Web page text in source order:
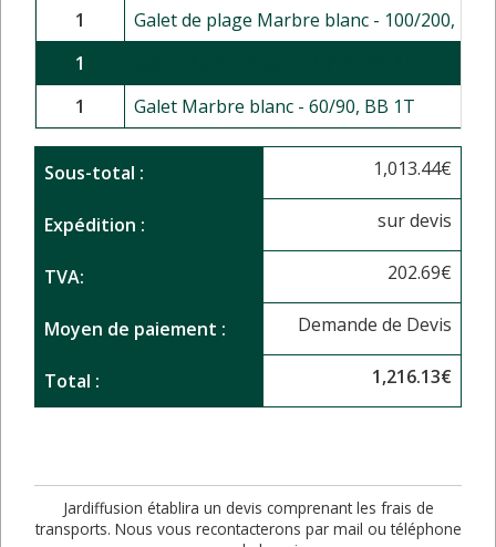
1
Galet de plage Marbre blanc - 100/200, BB
1
1
Galet Marbre blanc - 60/90, BB 1T
Sous-total : 1,013.44€
Expédition : sur devis
TVA: 202.69€
Moyen de paiement : Demande de Devis
Total : 1,216.13€
Jardiffusion établira un devis comprenant les frais de
transports. Nous vous recontacterons par mail ou téléphone